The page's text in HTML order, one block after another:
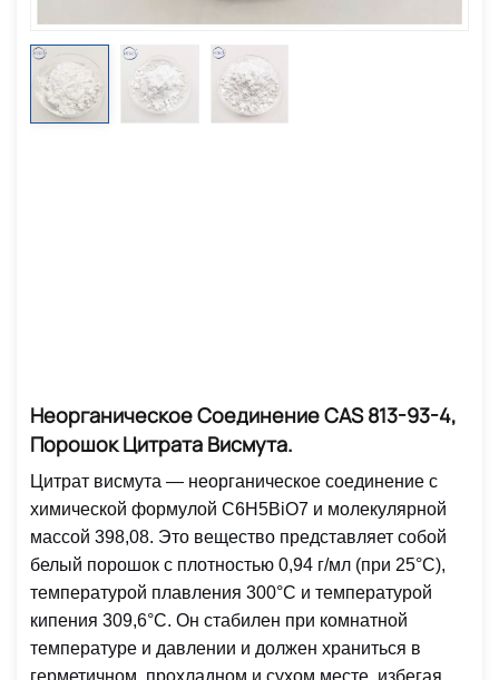
Неорганическое Соединение CAS 813-93-4,
Порошок Цитрата Висмута.
Цитрат висмута — неорганическое соединение с
химической формулой C6H5BiO7 и молекулярной
массой 398,08. Это вещество представляет собой
белый порошок с плотностью 0,94 г/мл (при 25°C),
температурой плавления 300°C и температурой
кипения 309,6°C. Он стабилен при комнатной
температуре и давлении и должен храниться в
герметичном, прохладном и сухом месте, избегая